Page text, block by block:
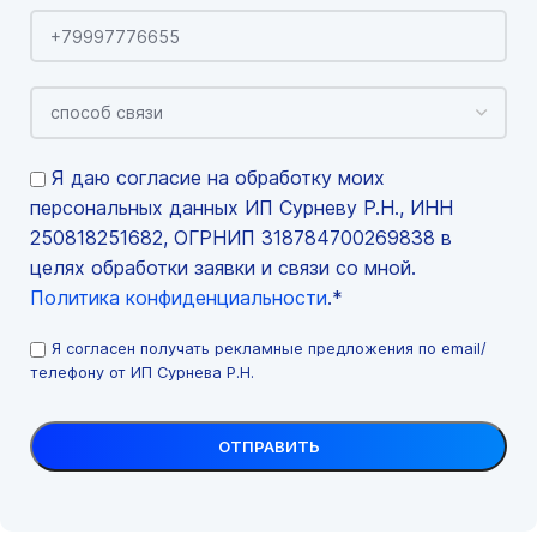
Я даю согласие на обработку моих
персональных данных ИП Сурневу Р.Н., ИНН
250818251682, ОГРНИП 318784700269838 в
целях обработки заявки и связи со мной.
Политика конфиденциальности.*
Я согласен получать рекламные предложения по email/
телефону от ИП Сурнева Р.Н.